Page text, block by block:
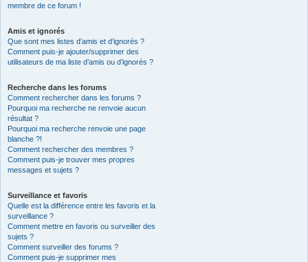
membre de ce forum !
Amis et ignorés
Que sont mes listes d’amis et d’ignorés ?
Comment puis-je ajouter/supprimer des
utilisateurs de ma liste d’amis ou d’ignorés ?
Recherche dans les forums
Comment rechercher dans les forums ?
Pourquoi ma recherche ne renvoie aucun
résultat ?
Pourquoi ma recherche renvoie une page
blanche ?!
Comment rechercher des membres ?
Comment puis-je trouver mes propres
messages et sujets ?
Surveillance et favoris
Quelle est la différence entre les favoris et la
surveillance ?
Comment mettre en favoris ou surveiller des
sujets ?
Comment surveiller des forums ?
Comment puis-je supprimer mes